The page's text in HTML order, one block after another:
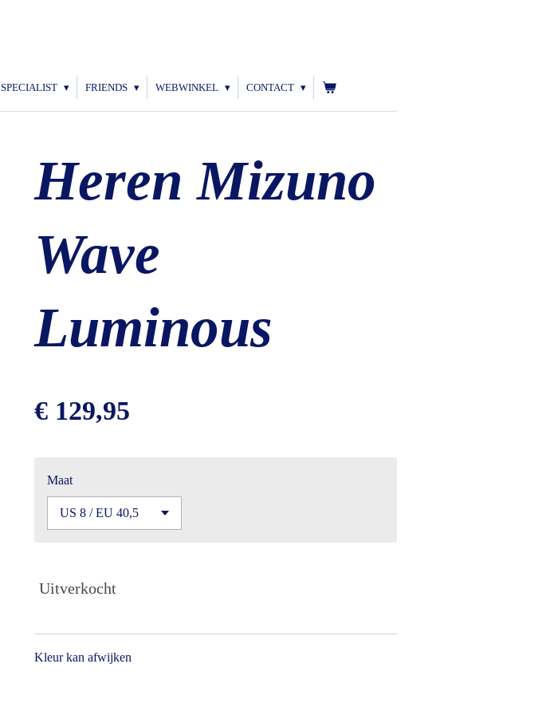
SPECIALIST FRIENDS WEBWINKEL CONTACT
Heren Mizuno
Wave
Luminous
€ 129,95
Maat
Uitverkocht
Kleur kan afwijken